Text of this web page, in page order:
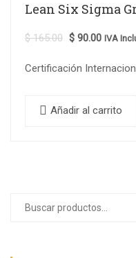
Lean Six Sigma
$165.00 $ 90.00 IVA
Certificación
Añadir al carrito